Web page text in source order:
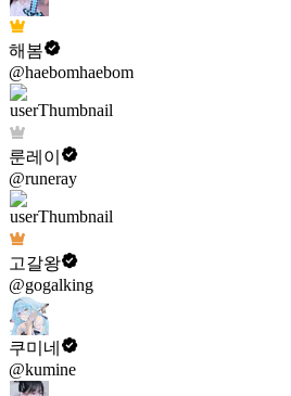
해봄
@haebomhaebom
룬레이
@runeray
고갈왕
@gogalking
쿠미네
@kumine